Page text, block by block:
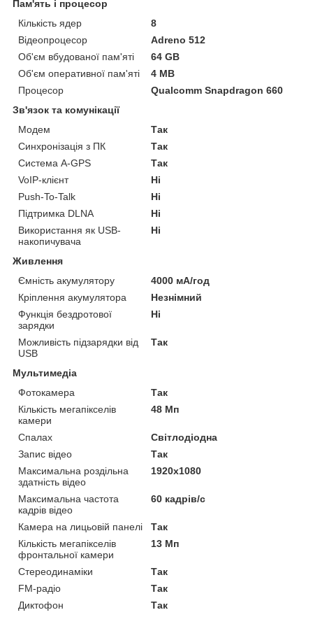
Пам'ять і процесор
Кількість ядер
8
Відеопроцесор
Adreno 512
Об'єм вбудованої пам'яті
64 GB
Об'єм оперативної пам'яті
4 MB
Процесор
Qualcomm Snapdragon 660
Зв'язок та комунікації
Модем
Так
Синхронізація з ПК
Так
Система A-GPS
Так
VoIP-клієнт
Ні
Push-To-Talk
Ні
Підтримка DLNA
Ні
Використання як USB-
накопичувача
Ні
Живлення
Ємність акумулятору
4000 мА/год
Кріплення акумулятора
Незнімний
Функція бездротової
зарядки
Ні
Можливість підзарядки від
USB
Так
Мультимедіа
Фотокамера
Так
Кількість мегапікселів
камери
48 Мп
Спалах
Світлодіодна
Запис відео
Так
Максимальна роздільна
здатність відео
1920x1080
Максимальна частота
кадрів відео
60 кадрів/с
Камера на лицьовій панелі
Так
Кількість мегапікселів
фронтальної камери
13 Мп
Стереодинаміки
Так
FM-радіо
Так
Диктофон
Так